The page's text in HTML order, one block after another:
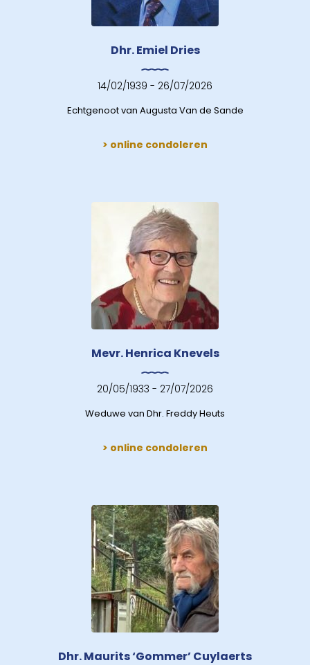
Dhr. Emiel Dries
14/02/1939 - 26/07/2026
Echtgenoot van Augusta Van de Sande
> online condoleren
Mevr. Henrica Knevels
20/05/1933 - 27/07/2026
Weduwe van Dhr. Freddy Heuts
> online condoleren
Dhr. Maurits ‘Gommer’ Cuylaerts